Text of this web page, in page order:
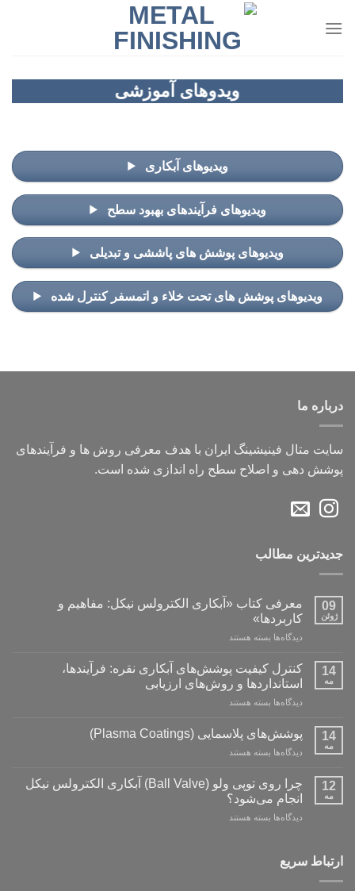
ویدوهای آموزشی
ویدیوهای آبکاری
ویدیوهای فرآیندهای بهبود سطح
ویدیوهای پوشش های پاششی و تبدیلی
ویدیوهای پوشش های تحت خلاء و اتمسفر کنترل شده
درباره ما
سایت متال فینیشینگ ایران با هدف معرفی روش ها و فرآیندهای
پوشش دهی و اصلاح سطح راه اندازی شده است.
جدیدترین مطالب
09
ژوئن
معرفی کتاب «آبکاری الکترولس نیکل: مفاهیم و
کاربردها»
دیدگاه‌ها برای
کتاب
«آبکاری
الکترولس
نیکل:
کاربردها»
بسته هستند
14
مه
کنترل کیفیت پوشش‌های آبکاری نقره: فرآیندها،
استانداردها و روش‌های ارزیابی
دیدگاه‌ها برای
کیفیت
پوشش‌های
آبکاری
فرآیندها،
استانداردها
روش‌های
بسته هستند
14
مه
پوشش‌های پلاسمایی (Plasma Coatings)
دیدگاه‌ها برای
(Plasma
Coatings)
بسته هستند
12
مه
چرا روی توپی‌ ولو (Ball Valve) آبکاری الکترولس نیکل
انجام می‌شود؟
دیدگاه‌ها برای
بسته هستند
ارتباط سریع